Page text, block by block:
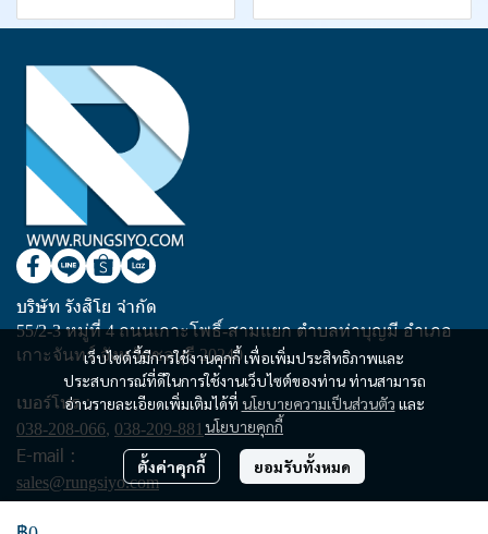
เว็บไซต์นี้มีการใช้งานคุกกี้ เพื่อเพิ่มประสิทธิภาพและ
ประสบการณ์ที่ดีในการใช้งานเว็บไซต์ของท่าน ท่านสามารถ
อ่านรายละเอียดเพิ่มเติมได้ที่ นโยบายความเป็นส่วนตัว และ
นโยบายคุกกี้
ตั้งค่าคุกกี้ ยอมรับทั้งหมด
บริษัท รังสิโย จำกัด
55/2-3 หมู่ที่ 4 ถนนเกาะโพธิ์-สามแยก ตำบลท่าบุญมี อำเภอ
เกาะจันทร์ จังหวัดชลบุรี 20240
เบอร์โทร :
038-208-066, 038-209-881
E-mail :
sales@rungsiyo.com